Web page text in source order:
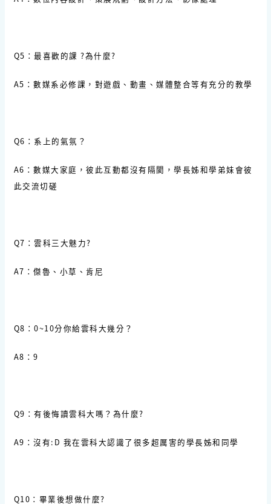
Q5：最喜歡的課 ?為什麼?
A5：數媒系必修課，對遊戲、動畫、媒體整合等有充分的教學
Q6：系上的氣氛？
A6：數媒大家庭，彼此互動都沒有隔閡，學長姊和學弟妹會彼
此交流切磋
Q7：雲科三大魅力?
A7：傑魯、小草、肯尼
Q8：0~10分你給雲科大幾分？
A8：9
Q9：有後悔讀雲科大嗎？為什麼?
A9：沒有:D 我在雲科大認識了很多超厲害的學長姊和同學
Q10：畢業後想做什麼?